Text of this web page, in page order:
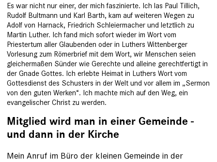
Es war nicht nur einer, der mich faszinierte. Ich las Paul Tillich,
Rudolf Bultmann und Karl Barth, kam auf weiteren Wegen zu
Adolf von Harnack, Friedrich Schleiermacher und letztlich zu
Martin Luther. Ich fand mich sofort wieder im Wort vom
Priestertum aller Glaubenden oder in Luthers Wittenberger
Vorlesung zum Römerbrief mit dem Wort, wir Menschen seien
gleicher­maßen Sünder wie Gerechte und alleine gerechtfertigt in
der ­Gnade Gottes. Ich erlebte Heimat in Luthers Wort vom
Gottesdienst des Schusters in der Welt und vor allem im „Sermon
von den guten Werken“. Ich machte mich auf den Weg, ein
evange­lischer Christ zu werden.
Mitglied wird man in einer Gemeinde -
und dann in der Kirche
Mein Anruf im Büro der kleinen Gemeinde in der